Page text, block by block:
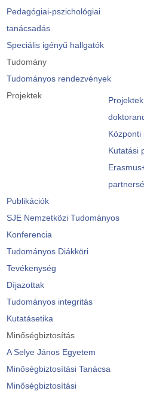
Pedagógiai-pszichológiai
tanácsadás
Speciális igényű hallgatók
Tudomány
Tudományos rendezvények
Projektek
Központi
Kutatási
Publikációk
SJE Nemzetközi Tudományos
Konferencia
Tudományos Diákköri
Tevékenység
Díjazottak
Tudományos integritás
Kutatásetika
Minőségbiztosítás
A Selye János Egyetem
Minőségbiztosítási Tanácsa
Minőségbiztosítási